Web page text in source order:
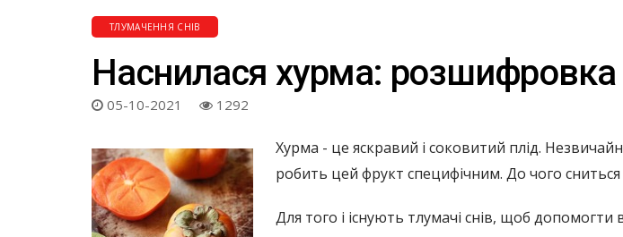
ТЛУМАЧЕННЯ СНІВ
Наснилася хурма: розшифровка
05-10-2021 1292
Хурма - це яскравий і соковитий плід.
робить цей фрукт специфічним. До чого сниться
Для того і існують тлумачі снів, щоб